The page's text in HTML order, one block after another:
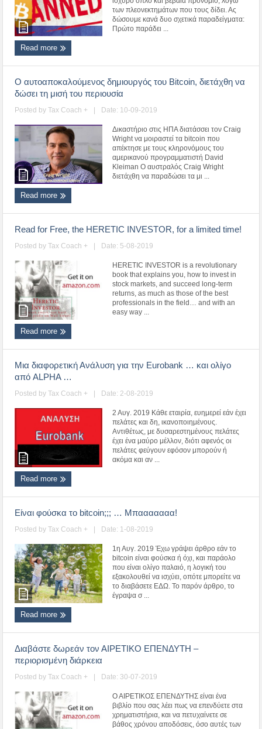
των πλεονεκτημάτων που τους δίδει. Ας
δώσουμε κανά δυο σχετικά παραδείγματα:
Πρώτο παράδει ...
Read more
Ο αυτοαποκαλούμενος δημιουργός του Bitcoin, διετάχθη να
δώσει τη μισή του περιουσία
Posted byTax Coach + Date: 10-09-2019
Δικαστήριο στις ΗΠΑ διατάσσει τον Craig
Wright να μοιραστεί τα bitcoin που
απέκτησε με τους κληρονόμους του
αμερικανού προγραμματιστή David
Kleiman Ο αυστραλός Craig Wright
διετάχθη να παραδώσει τα μι ...
Read more
Read for Free, the HERETIC INVESTOR, for a limited time!
Posted byTax Coach + Date: 5-08-2019
HERETIC INVESTOR is a revolutionary
book that explains you, how to invest in
stock markets, and succeed long-term
returns, as much as those of the best
professionals in the field… and with an
easy way ...
Read more
Μια διαφορετική Ανάλυση για την Eurobank … και ολίγο
από ALPHA …
Posted byTax Coach + Date: 2-08-2019
2 Αυγ. 2019 Κάθε εταιρία, ευημερεί εάν έχει
πελάτες και δη, ικανοποιημένους.
Αντιθέτως, με δυσαρεστημένους πελάτες
έχει ένα μαύρο μέλλον, διότι αφενός οι
πελάτες φεύγουν εφόσον μπορούν ή
ακόμα και αν ...
Read more
Είναι φούσκα το bitcoin;;; … Μπααααααα!
Posted byTax Coach + Date: 1-08-2019
1η Αυγ. 2019 Έχω γράψει άρθρο εάν το
bitcoin είναι φούσκα ή όχι, και παράολο
που είναι ολίγο παλαιό, η λογική του
εξακολουθεί να ισχύει, οπότε μπορείτε να
το διαβάσετε ΕΔΩ. Το παρόν άρθρο, το
έγραψα σ ...
Read more
Διαβάστε δωρεάν τον ΑΙΡΕΤΙΚΟ ΕΠΕΝΔΥΤΗ –
περιορισμένη διάρκεια
Posted byTax Coach + Date: 30-07-2019
Ο ΑΙΡΕΤΙΚΟΣ ΕΠΕΝΔΥΤΗΣ είναι ένα
βιβλίο που σας λέει πως να επενδύετε στα
χρηματιστήρια, και να πετυχαίνετε σε
βάθος χρόνου αποδόσεις, όσο αυτές των